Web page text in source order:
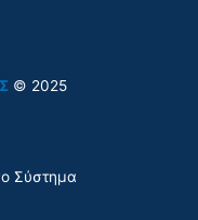
© 2025
Σύστημα